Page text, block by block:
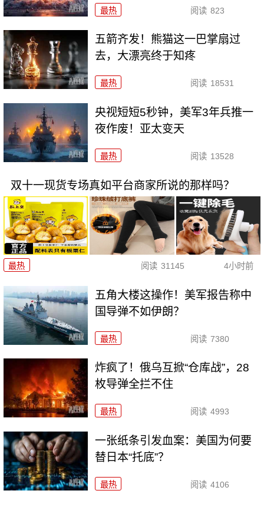
最热 阅读 823
五箭齐发！熊猫这一巴掌扇过
去，大漂亮终于知疼
最热 阅读 18531
央视短短5秒钟，美军3年兵推一
夜作废！亚太变天
最热 阅读 13528
双十一现货专场真如平台商家所说的那样吗？
最热 阅读 31145 4小时前
五角大楼这操作！美军报告称中
国导弹不如伊朗？
最热 阅读 7380
炸疯了！俄乌互掀“仓库战”，28
枚导弹全拦不住
最热 阅读 4993
一张纸条引发血案：美国为何要
替日本“托底”？
最热 阅读 4106